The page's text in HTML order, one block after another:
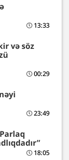
13:33
və söz
00:29
23:49
18:05